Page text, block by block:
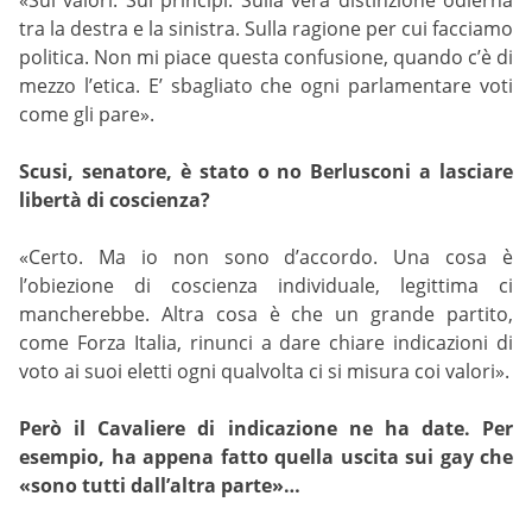
tra la destra e la sinistra. Sulla ragione per cui facciamo
politica. Non mi piace questa confusione, quando c’è di
mezzo l’etica. E’ sbagliato che ogni parlamentare voti
come gli pare».
Scusi, senatore, è stato o no Berlusconi a lasciare
libertà di coscienza?
«Certo. Ma io non sono d’accordo. Una cosa è
l’obiezione di coscienza individuale, legittima ci
mancherebbe. Altra cosa è che un grande partito,
come Forza Italia, rinunci a dare chiare indicazioni di
voto ai suoi eletti ogni qualvolta ci si misura coi valori».
Però il Cavaliere di indicazione ne ha date. Per
esempio, ha appena fatto quella uscita sui gay che
«sono tutti dall’altra parte»…